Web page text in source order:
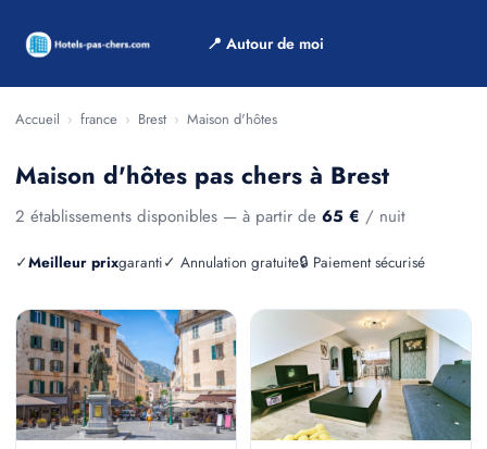
📍 Autour de moi
Accueil › france › Brest › Maison d'hôtes
Maison d'hôtes pas chers à Brest
2 établissements disponibles — à partir de 65 € / nuit
✓Meilleur prixgaranti✓ Annulation gratuite🔒 Paiement sécurisé